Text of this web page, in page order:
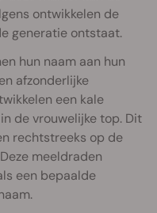
ontwikkelen de
generatie ontstaat.
hun naam aan hun
afzonderlijke
een kale
de vrouwelijke top. Dit
rechtstreeks op de
meeldraden
een bepaalde